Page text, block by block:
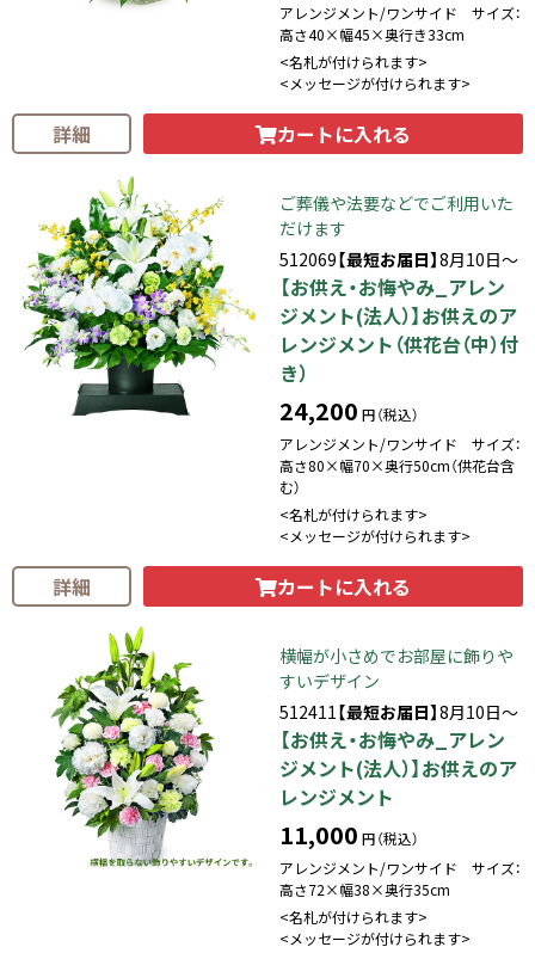
アレンジメント/ワンサイド サイズ：
高さ40×幅45×奥行き33cm
<名札が付けられます>
<メッセージが付けられます>
詳細 カートに入れる
ご葬儀や法要などでご利用いた
だけます
512069【最短お届日】8月10日～
【お供え・お悔やみ_アレン
ジメント(法人）】お供えのア
レンジメント（供花台（中）付
き）
24,200 円（税込）
アレンジメント/ワンサイド サイズ：
高さ80×幅70×奥行50cm（供花台含
む）
<名札が付けられます>
<メッセージが付けられます>
詳細 カートに入れる
横幅が小さめでお部屋に飾りや
すいデザイン
512411【最短お届日】8月10日～
【お供え・お悔やみ_アレン
ジメント(法人）】お供えのア
レンジメント
11,000 円（税込）
アレンジメント/ワンサイド サイズ：
高さ72×幅38×奥行35cm
<名札が付けられます>
<メッセージが付けられます>